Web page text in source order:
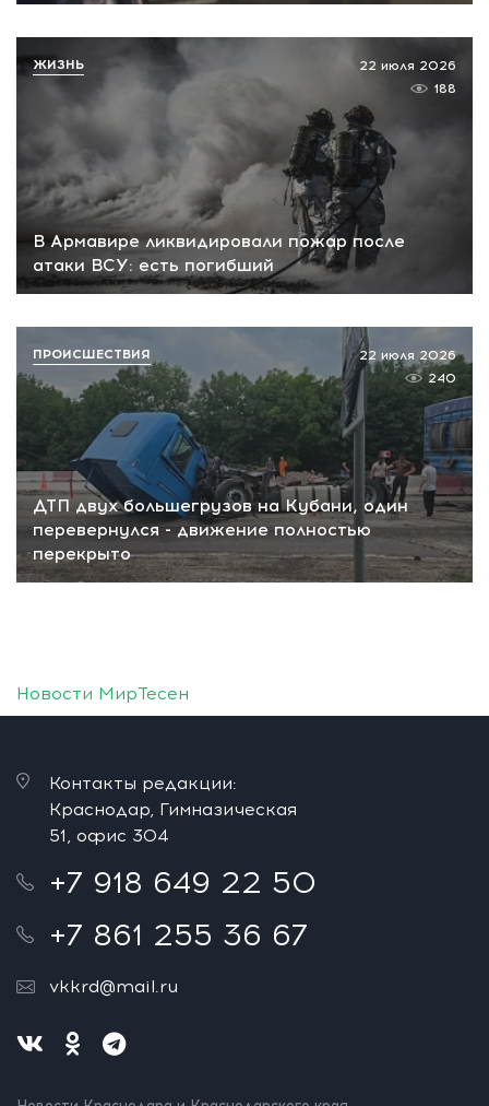
В Армавире ликвидировали пожар после
атаки ВСУ: есть погибший
22 июля 2026
188
ЖИЗНЬ
ДТП двух большегрузов на Кубани, один
перевернулся - движение полностью
перекрыто
22 июля 2026
240
ПРОИСШЕСТВИЯ
Новости МирТесен
Контакты редакции:
Краснодар, Гимназическая
51, офис 304
+7 918 649 22 50
+7 861 255 36 67
vkkrd@mail.ru